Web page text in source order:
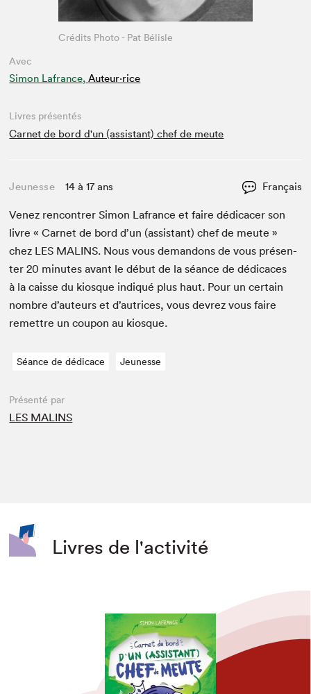
Avec
Simon Lafrance, Auteur·rice
Crédits Photo - Pat Bélisle
Livres présentés
Carnet de bord d'un (assistant) chef de meute
Jeunesse 14 à 17 ans Français
Venez ren­con­tr­er Simon Lafrance et faire dédi­cac­er son
livre « Car­net de bord d’un (assis­tant) chef de meute »
chez LES MALINS. Nous vous deman­dons de vous présen­
ter20 min­utes avant le début de la séance de dédi­caces
à la caisse du kiosque indiqué plus haut. Pour un cer­tain
nom­bre d’auteurs et d’autrices, vous devrez vous faire
remet­tre un coupon au kiosque.
Séance de dédicace Jeunesse
Présenté par
LES MALINS
Livres de l'activité